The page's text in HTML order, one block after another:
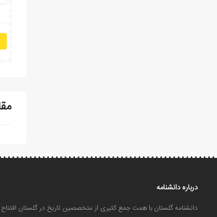
درباره دانشنامه
دانشنامه گلستان با همت جمع کثیری از متخصصین تاریخ در گلستان